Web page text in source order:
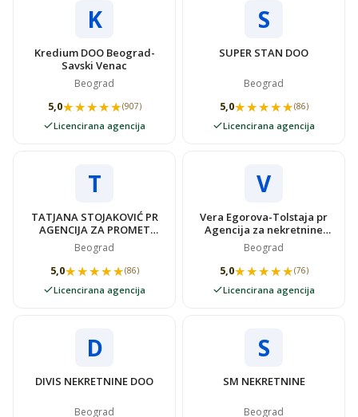
K
Kredium DOO Beograd-
Savski Venac
Beograd
5,0★★★★★
★★★★★(907)
Licencirana agencija
S
SUPER STAN DOO
Beograd
5,0★★★★★
★★★★★(86)
Licencirana agencija
T
TATJANA STOJAKOVIĆ PR
AGENCIJA ZA PROMET
NEKRETNINAMA SUPER
STAN
Beograd
5,0★★★★★
★★★★★(86)
Licencirana agencija
V
Vera Egorova-Tolstaja pr
Agencija za nekretnine
VIDOVSTAN
Beograd
5,0★★★★★
★★★★★(76)
Licencirana agencija
D
DIVIS NEKRETNINE DOO
Beograd
S
SM NEKRETNINE
Beograd